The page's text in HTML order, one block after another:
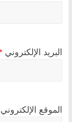
البريد الإلكتروني
الموقع الإلكتروني